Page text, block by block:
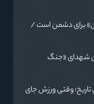
برای دشمن است /
العظمی سیستانی از خاندان شهدای «جنگ
تاریخ؛ وقتی ورزش جای